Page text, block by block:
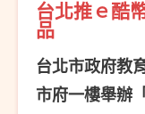
台北推ｅ酷
品
台北市政府教
市府一樓舉辦